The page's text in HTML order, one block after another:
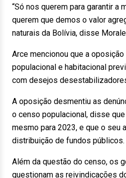
“Só nos querem para garantir a
querem que demos o valor
naturais da Bolívia, disse
Arce mencionou que a
populacional e habitacional
com desejos
A oposição desmentiu as
o censo populacional, disse
mesmo para 2023, e que o seu
distribuição de fundos públicos.
Além da questão do censo, os
questionam as reivindicações